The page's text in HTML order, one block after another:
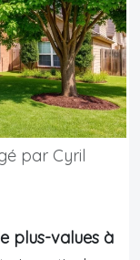
par Cyril
plus-values à